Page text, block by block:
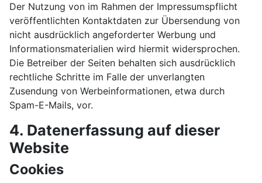
Der Nutzung von im Rahmen der Impressumspflicht
veröffentlichten Kontaktdaten zur Übersendung von
nicht ausdrücklich angeforderter Werbung und
Informationsmaterialien wird hiermit widersprochen.
Die Betreiber der Seiten behalten sich ausdrücklich
rechtliche Schritte im Falle der unverlangten
Zusendung von Werbeinformationen, etwa durch
Spam-E-Mails, vor.
4. Datenerfassung auf dieser
Website
Cookies